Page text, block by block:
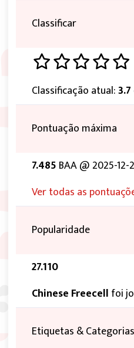
Classificar
Classificação atual:3.7
Pontuação máxima
7.485 BAA @ 2025-12-
Ver todas as
Popularidade
27.110
Chinese Freecell foi
Etiquetas & Categorias